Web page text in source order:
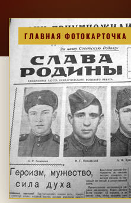
ГЛАВНАЯ ФОТОКАРТОЧКА